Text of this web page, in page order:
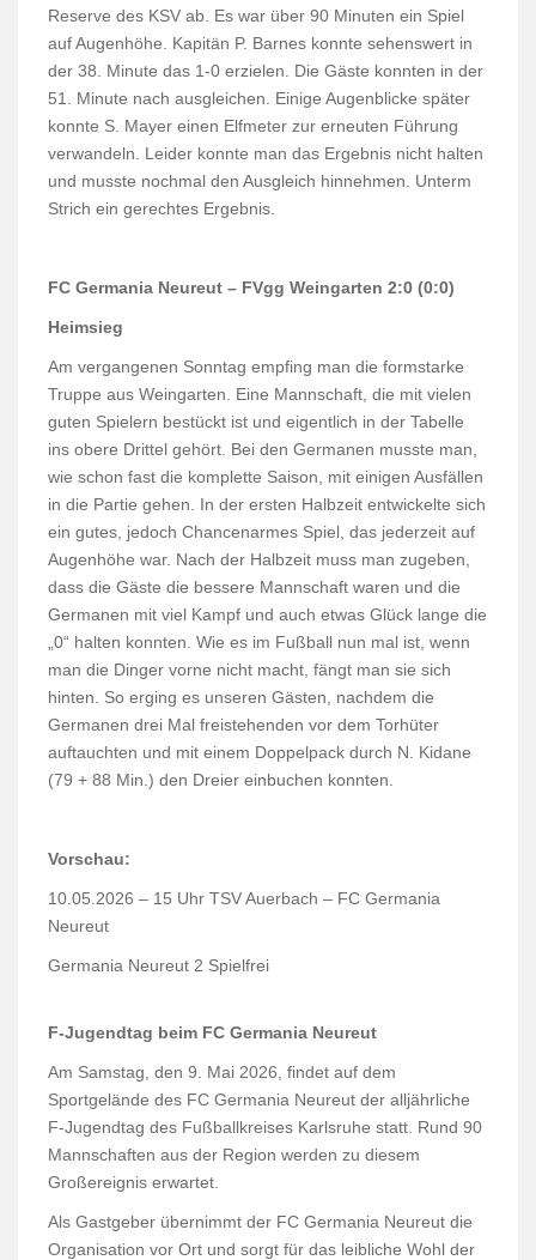
Reserve des KSV ab. Es war über 90 Minuten ein Spiel
auf Augenhöhe. Kapitän P. Barnes konnte sehenswert in
der 38. Minute das 1-0 erzielen. Die Gäste konnten in der
51. Minute nach ausgleichen. Einige Augenblicke später
konnte S. Mayer einen Elfmeter zur erneuten Führung
verwandeln. Leider konnte man das Ergebnis nicht halten
und musste nochmal den Ausgleich hinnehmen. Unterm
Strich ein gerechtes Ergebnis.
FC Germania Neureut – FVgg Weingarten 2:0 (0:0)
Heimsieg
Am vergangenen Sonntag empfing man die formstarke
Truppe aus Weingarten. Eine Mannschaft, die mit vielen
guten Spielern bestückt ist und eigentlich in der Tabelle
ins obere Drittel gehört. Bei den Germanen musste man,
wie schon fast die komplette Saison, mit einigen Ausfällen
in die Partie gehen. In der ersten Halbzeit entwickelte sich
ein gutes, jedoch Chancenarmes Spiel, das jederzeit auf
Augenhöhe war. Nach der Halbzeit muss man zugeben,
dass die Gäste die bessere Mannschaft waren und die
Germanen mit viel Kampf und auch etwas Glück lange die
„0“ halten konnten. Wie es im Fußball nun mal ist, wenn
man die Dinger vorne nicht macht, fängt man sie sich
hinten. So erging es unseren Gästen, nachdem die
Germanen drei Mal freistehenden vor dem Torhüter
auftauchten und mit einem Doppelpack durch N. Kidane
(79 + 88 Min.) den Dreier einbuchen konnten.
Vorschau:
10.05.2026 – 15 Uhr TSV Auerbach – FC Germania
Neureut
Germania Neureut 2 Spielfrei
F-Jugendtag beim FC Germania Neureut
Am Samstag, den 9. Mai 2026, findet auf dem
Sportgelände des FC Germania Neureut der alljährliche
F-Jugendtag des Fußballkreises Karlsruhe statt. Rund 90
Mannschaften aus der Region werden zu diesem
Großereignis erwartet.
Als Gastgeber übernimmt der FC Germania Neureut die
Organisation vor Ort und sorgt für das leibliche Wohl der